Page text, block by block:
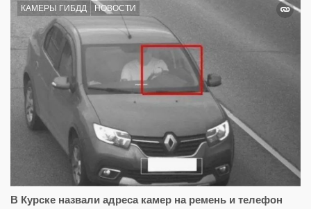
КАМЕРЫ ГИБДД НОВОСТИ
В Курске назвали адреса камер на ремень и телефон